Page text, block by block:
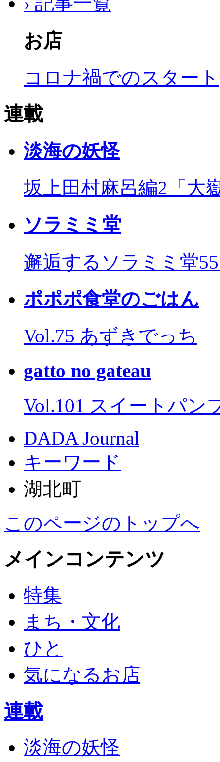
お店
コロナ禍でのスタート
連載
淡海の妖怪
坂上田村麻呂編2「大
ソラミミ堂
邂逅するソラミミ堂
ポポポ食堂のごはん
Vol.75 あずきでっち
gatto no gateau
Vol.101 スイートパン
DADA Journal
キーワード
湖北町
このページのトップへ
メインコンテンツ
特集
まち・文化
ひと
気になるお店
連載
淡海の妖怪